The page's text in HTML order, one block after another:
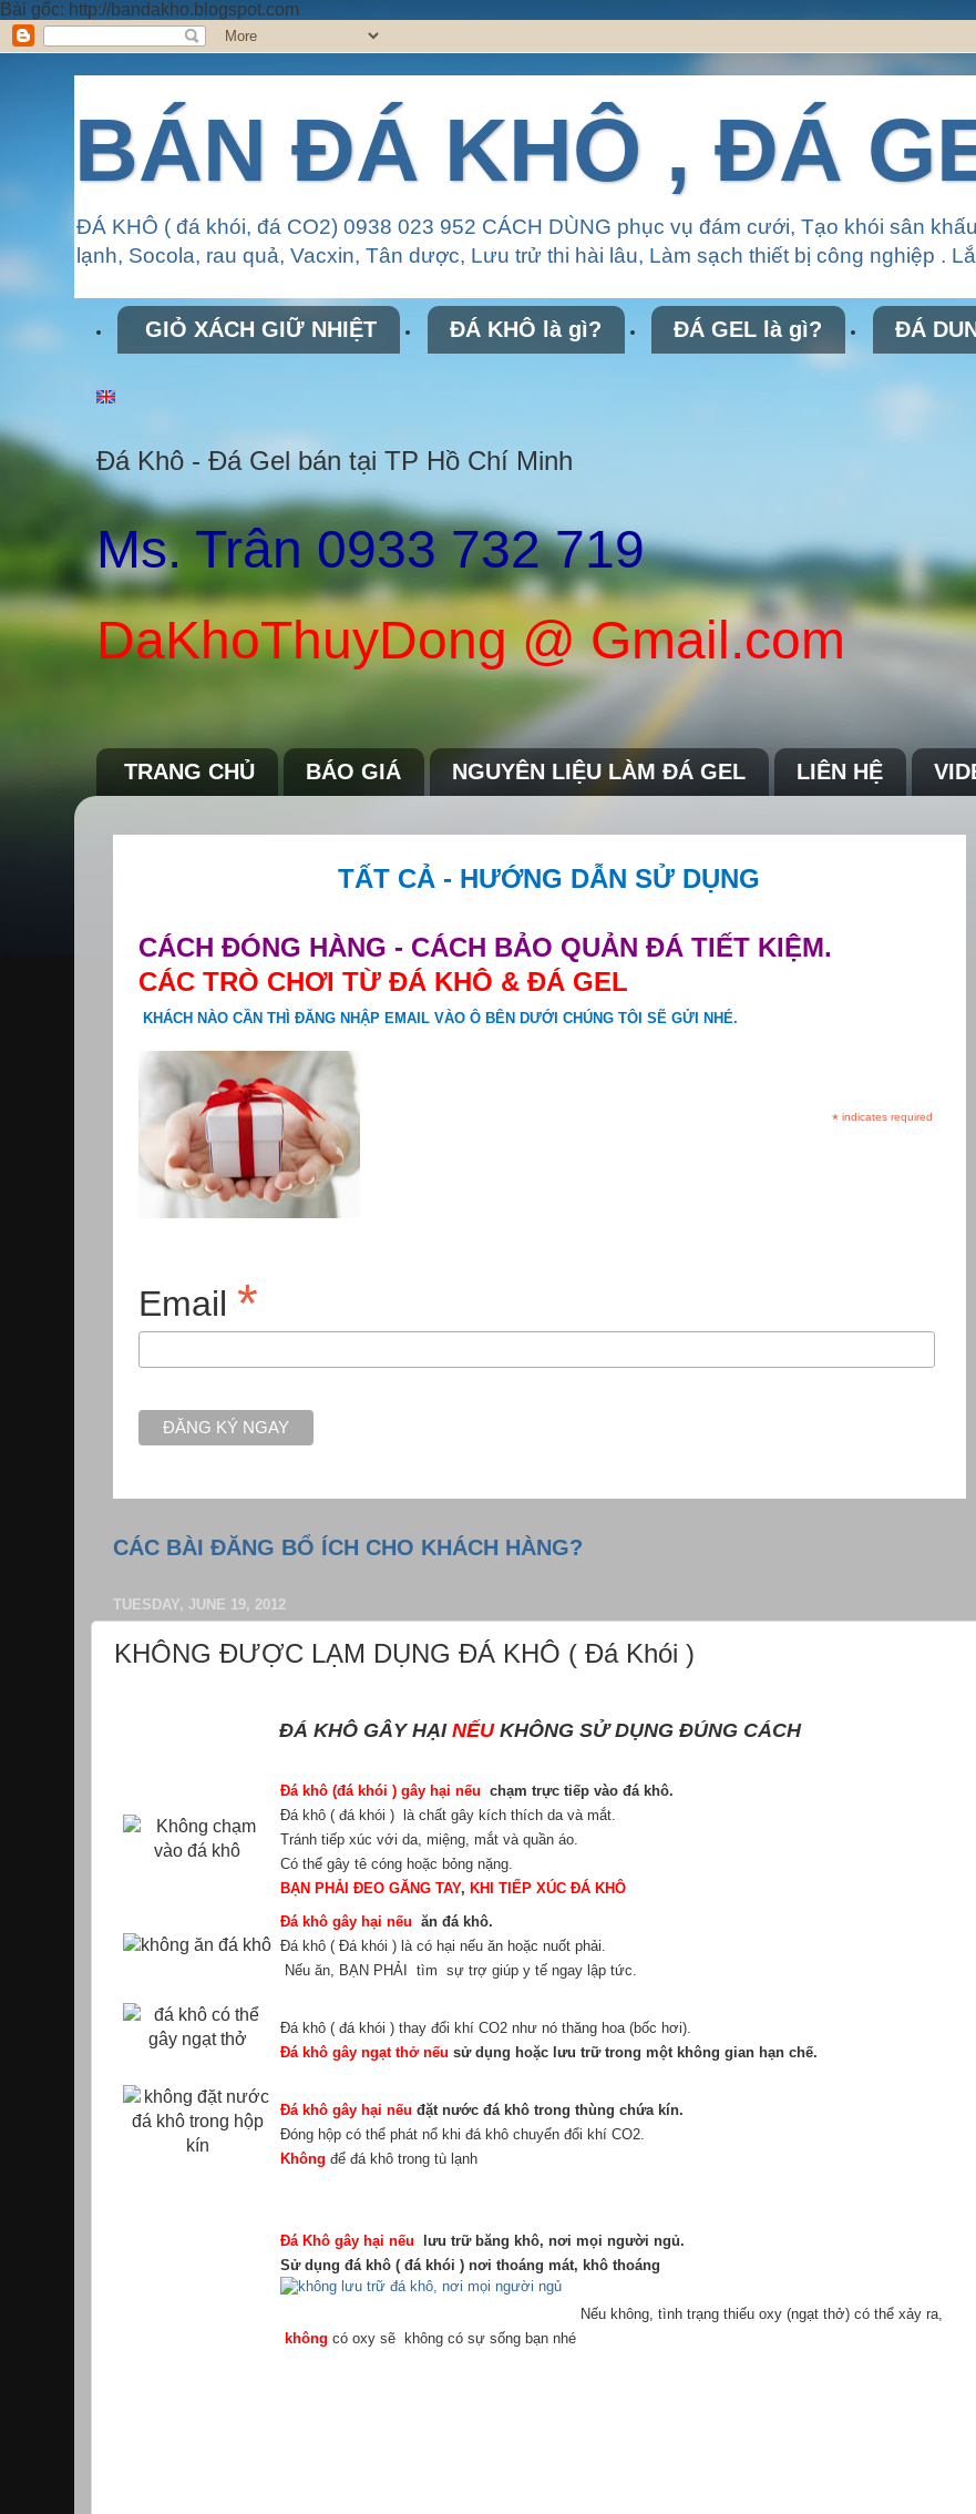
Bài gốc: http://bandakho.blogspot.com
BÁN ĐÁ KHÔ , ĐÁ
ĐÁ KHÔ ( đá khói, đá CO2) 0938 023 952 CÁCH DÙNG phục vụ đám cưới, Tạo khói sân
lạnh, Socola, rau quả, Vacxin, Tân dược, Lưu trử thi hài lâu, Làm sạch thiết bị công nghiệp .
GIỎ XÁCH GIỮ NHIỆT ĐÁ KHÔ là gì? ĐÁ GEL là gì? ĐÁ
Đá Khô - Đá Gel bán tại TP Hồ Chí Minh
Ms. Trân 0933 732 719
DaKhoThuyDong @ Gmail.com
TRANG CHỦ BÁO GIÁ NGUYÊN LIỆU LÀM ĐÁ GEL LIÊN HỆ
TẤT CẢ - HƯỚNG DẪN SỬ DỤNG
CÁCH ĐÓNG HÀNG - CÁCH BẢO QUẢN ĐÁ TIẾT KIỆM.
CÁC TRÒ CHƠI TỪ ĐÁ KHÔ & ĐÁ GEL
KHÁCH NÀO CẦN THÌ ĐĂNG NHẬP EMAIL VÀO Ô BÊN DƯỚI CHÚNG TÔI SẼ GỬI NHÉ.
* indicates required
Email *
CÁC BÀI ĐĂNG BỔ ÍCH CHO KHÁCH HÀNG?
TUESDAY, JUNE 19, 2012
KHÔNG ĐƯỢC LẠM DỤNG ĐÁ KHÔ ( Đá Khói )
ĐÁ KHÔ GÂY HẠI NẾUKHÔNG SỬ DỤNG ĐÚNG CÁCH
Đá khô (đá khói ) gây hại nếu chạm trực tiếp vào đá khô.
Đá khô ( đá khói ) là chất gây kích thích da và mắt.
Tránh tiếp xúc với da, miệng, mắt và quần áo.
Có thể gây tê cóng hoặc bỏng nặng.
BẠN PHẢI ĐEO GĂNG TAY, KHI TIẾP XÚC ĐÁ KHÔ
Đá khô gây hại nếu ăn đá khô.
Đá khô ( Đá khói ) là có hại nếu ăn hoặc nuốt phải.
Nếu ăn, BẠN PHẢI tìm sự trợ giúp y tế ngay lập tức.
Đá khô ( đá khói ) thay đổi khí CO2 như nó thăng hoa (bốc hơi).
Đá khô gây ngạt thở nếu sử dụng hoặc lưu trữ trong một không gian hạn chế.
Đá khô gây hại nếu đặt nước đá khô trong thùng chứa kín.
Đóng hộp có thể phát nổ khi đá khô chuyển đổi khí CO2.
Không để đá khô trong tù lạnh
Đá Khô gây hại nếu
lưu trữ băng khô, nơi mọi người ngủ.
Sử dụng đá khô ( đá khói ) nơi thoáng mát, khô thoáng
Nếu không, tình trạng thiếu oxy (ngạt thở) có thể xảy ra,
không có oxy sẽ không có sự sống bạn nhé